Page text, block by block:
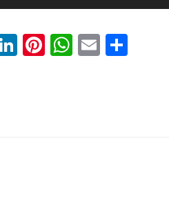
Twitter
LinkedIn
Pinterest
WhatsApp
Email